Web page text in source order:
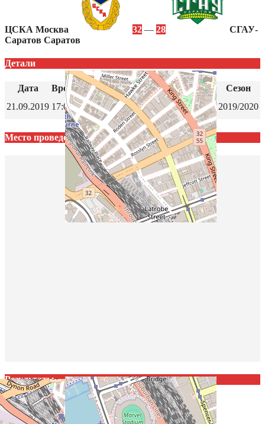
ЦСКА Москва 32 — 28
СГАУ-
Саратов Саратов
Детали
Дата Время Лига
Сезон
21.09.2019 17:00
Суперлига Париматч –
Чемпионат России
2019/2020
Место проведения
Москва, СФОК «Кунцево»
Результаты
Команда
Goals
ЦСКА Москва
32